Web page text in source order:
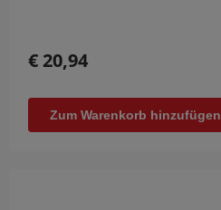
€ 20,94
Zum Warenkorb hinzufügen